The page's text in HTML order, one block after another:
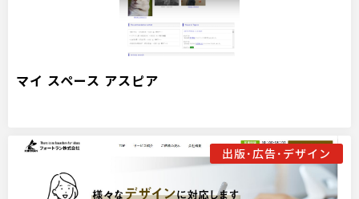
マイ スペース アスピア
出版･広告･デザイン